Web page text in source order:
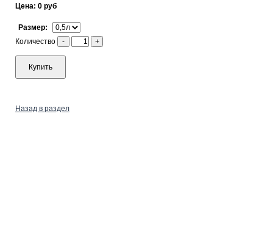
Цена: 0 руб
Размер:
Количество
- +
Купить
Назад в раздел